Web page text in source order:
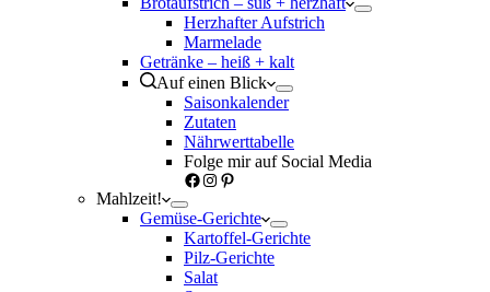
Herzhafter Aufstrich
Marmelade
Getränke – heiß + kalt
Auf einen Blick
Saisonkalender
Zutaten
Nährwerttabelle
Folge mir auf Social Media
Facebook
Instagram
Pinterest
Mahlzeit!
Gemüse-Gerichte
Kartoffel-Gerichte
Pilz-Gerichte
Salat